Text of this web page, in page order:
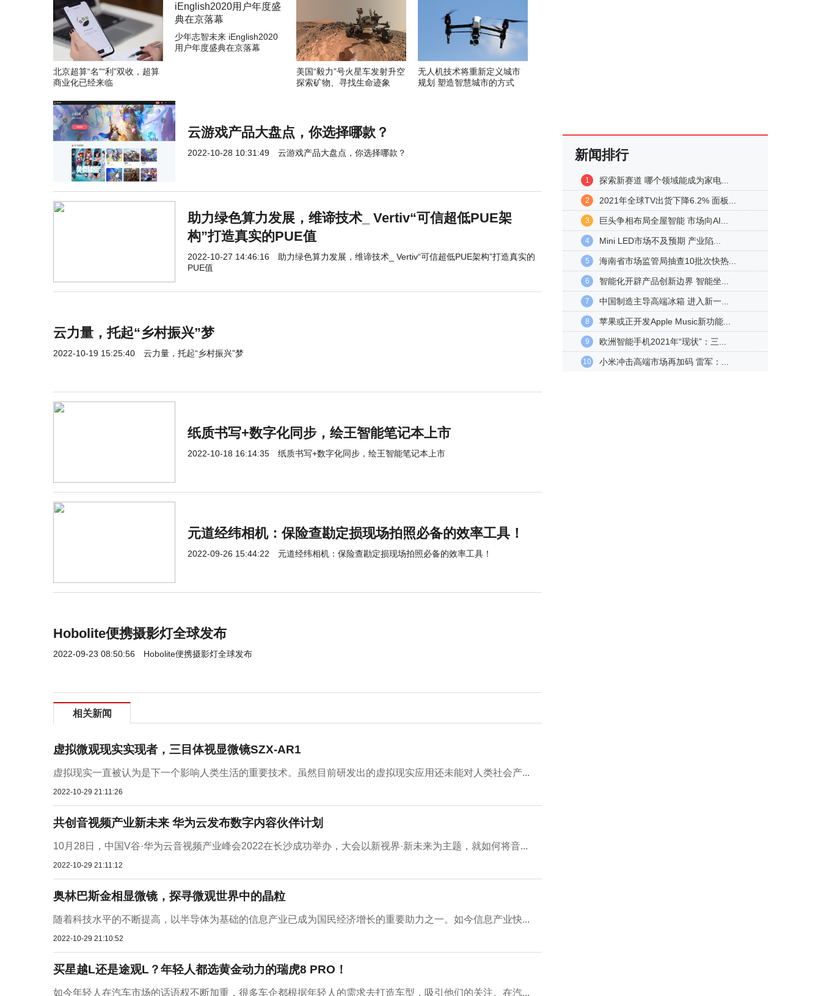
北京超算“名”“利”双收，超算
商业化已经来临
少年志智未来 iEnglish2020
用户年度盛典在京落幕
美国“毅力”号火星车发射升空
探索矿物、寻找生命迹象
无人机技术将重新定义城市
规划 塑造智慧城市的方式
云游戏产品大盘点，你选择哪款？
2022-10-28 10:31:49 云游戏产品大盘点，你选择哪款？
助力绿色算力发展，维谛技术_ Vertiv“可信超低PUE架
构”打造真实的PUE值
2022-10-27 14:46:16
助力绿色算力发展，维谛技术_ Vertiv“可信超低PUE架构”打造真实的
PUE值
云力量，托起“乡村振兴”梦
2022-10-19 15:25:40 云力量，托起“乡村振兴”梦
纸质书写+数字化同步，绘王智能笔记本上市
2022-10-18 16:14:35 纸质书写+数字化同步，绘王智能笔记本上市
元道经纬相机：保险查勘定损现场拍照必备的效率工具！
2022-09-26 15:44:22 元道经纬相机：保险查勘定损现场拍照必备的效率工具！
Hobolite便携摄影灯全球发布
2022-09-23 08:50:56 Hobolite便携摄影灯全球发布
相关新闻
虚拟微观现实实现者，三目体视显微镜SZX-AR1
虚拟现实一直被认为是下一个影响人类生活的重要技术。虽然目前研发出的虚拟现实应用还未能对人类社会产...
2022-10-29 21:11:26
共创音视频产业新未来 华为云发布数字内容伙伴计划
10月28日，中国V谷·华为云音视频产业峰会2022在长沙成功举办，大会以新视界·新未来为主题，就如何将音...
2022-10-29 21:11:12
奥林巴斯金相显微镜，探寻微观世界中的晶粒
随着科技水平的不断提高，以半导体为基础的信息产业已成为国民经济增长的重要助力之一。如今信息产业快...
2022-10-29 21:10:52
买星越L还是途观L？年轻人都选黄金动力的瑞虎8 PRO！
如今年轻人在汽车市场的话语权不断加重，很多车企都根据年轻人的需求去打造车型，吸引他们的关注。在汽...
新闻排行
1 探索新赛道 哪个领域能成为家电...
2 2021年全球TV出货下降6.2% 面板...
3 巨头争相布局全屋智能 市场向AI...
4 Mini LED市场不及预期 产业陷...
5 海南省市场监管局抽查10批次快热...
6 智能化开辟产品创新边界 智能坐...
7 中国制造主导高端冰箱 进入新一...
8 苹果或正开发Apple Music新功能...
9 欧洲智能手机2021年“现状”：三...
10 小米冲击高端市场再加码 雷军：...